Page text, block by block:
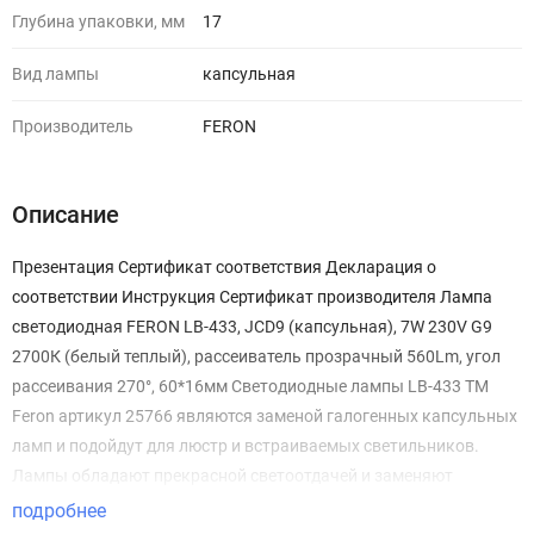
Глубина упаковки, мм 17
Вид лампы капсульная
Производитель FERON
Описание
Презентация Сертификат соответствия Декларация о
соответствии Инструкция Сертификат производителя Лампа
светодиодная FERON LB-433, JCD9 (капсульная), 7W 230V G9
2700К (белый теплый), рассеиватель прозрачный 560Lm, угол
рассеивания 270°, 60*16мм Светодиодные лампы LB-433 TM
Feron артикул 25766 являются заменой галогенных капсульных
ламп и подойдут для люстр и встраиваемых светильников.
Лампы обладают прекрасной светоотдачей и заменяют
стандартные лампы мощностью 70W. Лампы выполнены в
подробнее